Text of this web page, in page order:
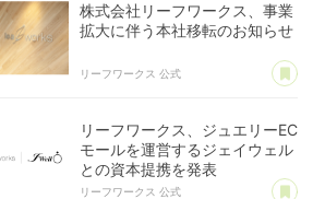
株式会社リーフワークス、事業
拡大に伴う本社移転のお知らせ
リーフワークス 公式 あ
リーフワークス、ジュエリーEC
モールを運営するジェイウェル
との資本提携を発表
リーフワークス 公式 あ